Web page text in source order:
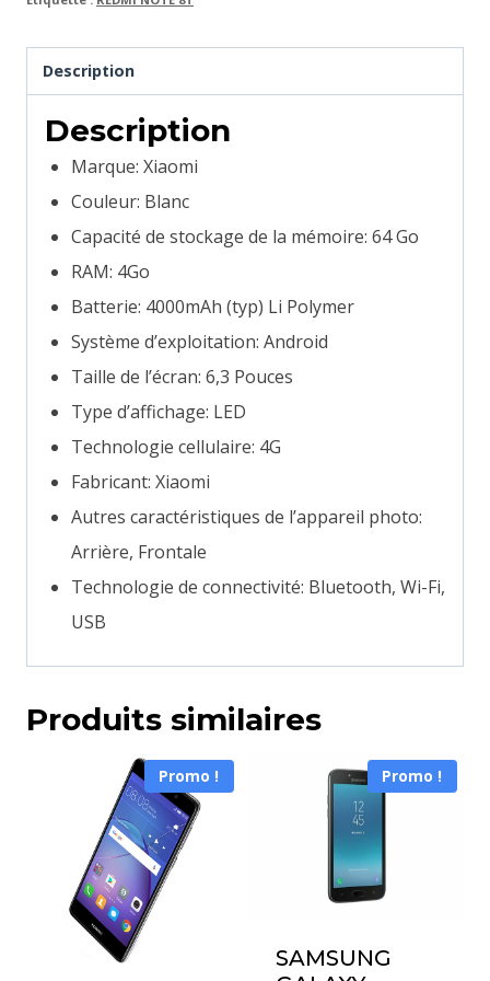
Description
Description
Marque: Xiaomi
Couleur: Blanc
Capacité de stockage de la mémoire: 64 Go
RAM: 4Go
Batterie: 4000mAh (typ) Li Polymer
Système d’exploitation: Android
Taille de l’écran: 6,3 Pouces
Type d’affichage: LED
Technologie cellulaire: 4G
Fabricant: Xiaomi
Autres caractéristiques de l’appareil photo:
Arrière, Frontale
Technologie de connectivité: Bluetooth, Wi-Fi,
USB
Produits similaires
Promo ! Promo !
SAMSUNG